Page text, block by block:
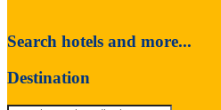
Search hotels and more...
Destination